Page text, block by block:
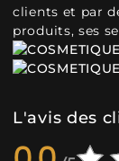
clients et par
produits, ses
L'avis des